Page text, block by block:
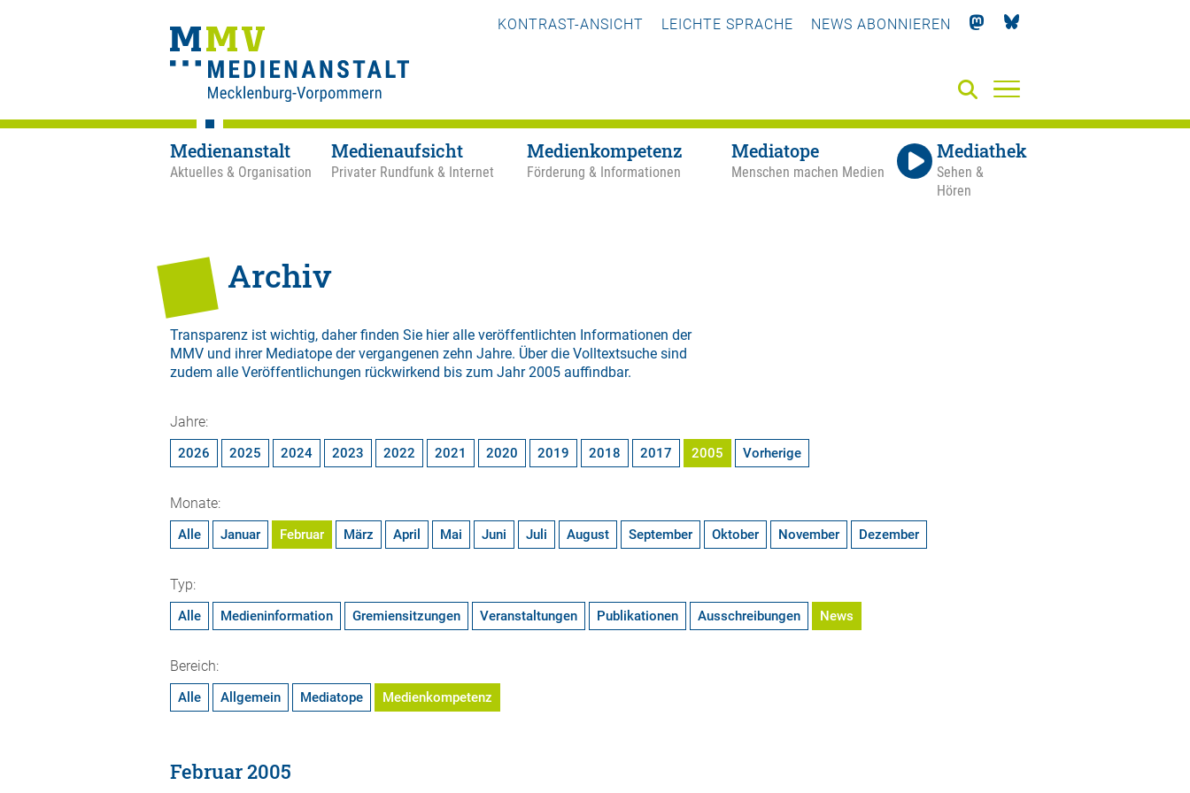
KONTRAST-ANSICHT LEICHTE SPRACHE NEWS ABONNIEREN
Medienanstalt
Aktuelles & Organisation
Medienaufsicht
Privater Rundfunk & Internet
Medienkompetenz
Förderung & Informationen
Mediatope
Menschen machen Medien
Mediathek
Sehen &
Hören
Archiv
Transparenz ist wichtig, daher finden Sie hier alle veröffentlichten Informationen der
MMV und ihrer Mediatope der vergangenen zehn Jahre. Über die Volltextsuche sind
zudem alle Veröffentlichungen rückwirkend bis zum Jahr 2005 auffindbar.
Jahre:
2026 2025 2024 2023 2022 2021 2020 2019 2018 2017 2005 Vorherige
Monate:
Alle Januar Februar März April Mai Juni Juli August September Oktober November Dezember
Typ:
Alle Medieninformation Gremiensitzungen Veranstaltungen Publikationen Ausschreibungen News
Bereich:
Alle Allgemein Mediatope Medienkompetenz
Februar 2005